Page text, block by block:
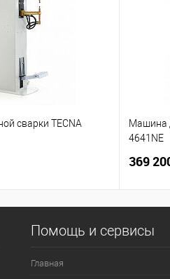
сварки TECNA
Машина
4641NE
369
Помощь и сервисы
Главная